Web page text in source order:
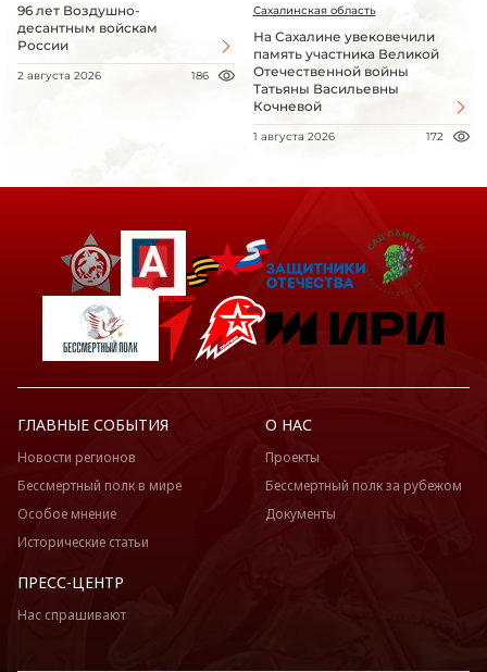
96 лет Воздушно-
десантным войскам
России
2 августа 2026 186
Сахалинская область
На Сахалине увековечили
память участника Великой
Отечественной войны
Татьяны Васильевны
Кочневой
1 августа 2026 172
ГЛАВНЫЕ СОБЫТИЯ
Новости регионов
Бессмертный полк в мире
Особое мнение
Исторические статьи
О НАС
Проекты
Бессмертный полк за рубежом
Документы
ПРЕСС-ЦЕНТР
Нас спрашивают